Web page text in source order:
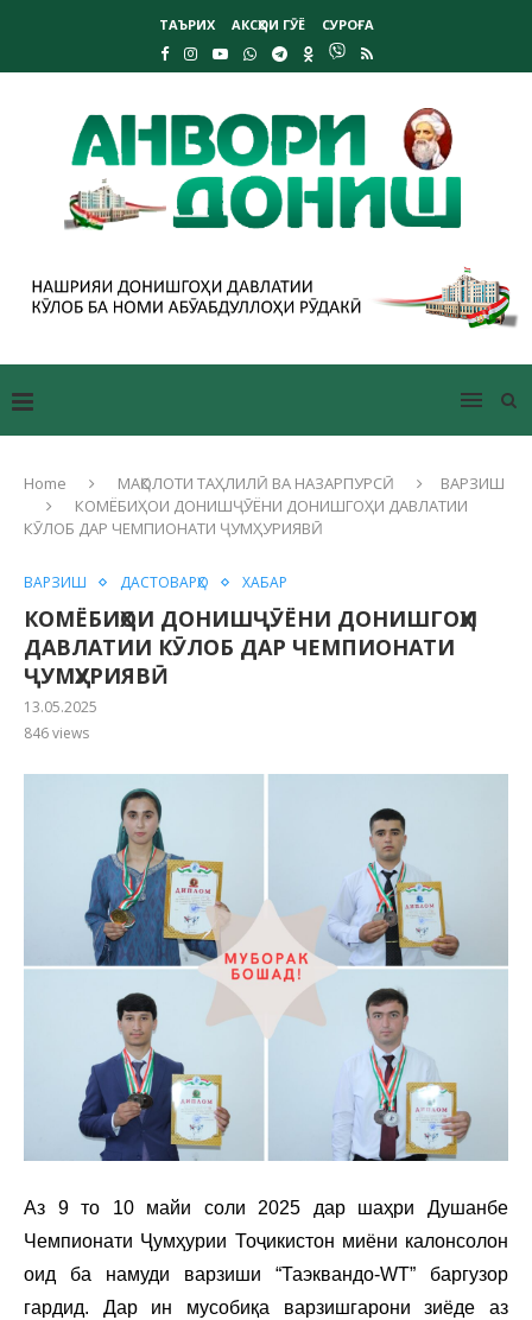
ТАЪРИХ АКСҲОИ ГӮЁ СУРОҒА
Home МАҚОЛОТИ ТАҲЛИЛӢ ВА НАЗАРПУРСӢ
ВАРЗИШ
КОМЁБИҲОИ ДОНИШҶӮЁНИ ДОНИШГОҲИ ДАВЛАТИИ
КӮЛОБ ДАР ЧЕМПИОНАТИ ҶУМҲУРИЯВӢ
ВАРЗИШ ДАСТОВАРҲО ХАБАР
КОМЁБИҲОИ ДОНИШҶӮЁНИ ДОНИШГОҲИ
ДАВЛАТИИ КӮЛОБ ДАР ЧЕМПИОНАТИ
ҶУМҲУРИЯВӢ
13.05.2025
846views
Аз 9 то 10 майи соли 2025 дар шаҳри Душанбе
Чемпионати Ҷумҳурии Тоҷикистон миёни калонсолон
оид ба намуди варзиши “Таэквандо-WT” баргузор
гардид. Дар ин мусобиқа варзишгарони зиёде аз